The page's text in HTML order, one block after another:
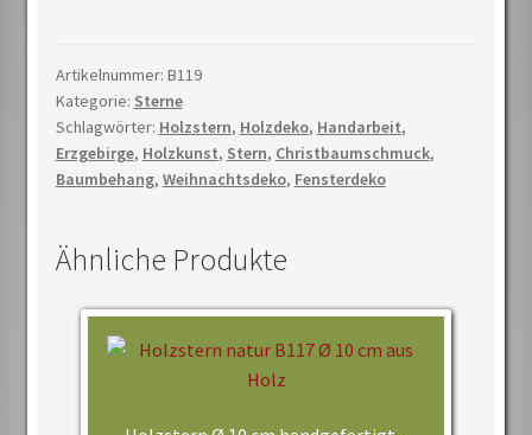
aus
Holz
handgefertigt
–
Christbaumschmuck
Erzgebirge
Artikelnummer: B119
Kategorie: Sterne
Schlagwörter: Holzstern, Holzdeko, Handarbeit,
Erzgebirge, Holzkunst, Stern, Christbaumschmuck,
Baumbehang, Weihnachtsdeko, Fensterdeko
Ähnliche Produkte